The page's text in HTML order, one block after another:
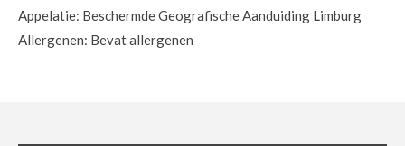
Appelatie: Beschermde Geografische Aanduiding Limburg
Allergenen: Bevat allergenen